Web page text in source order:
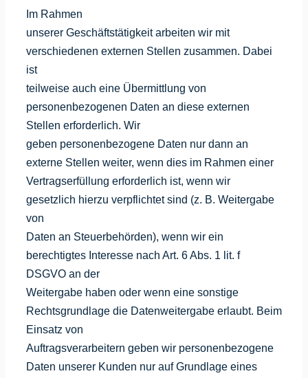
Im Rahmen
unserer Geschäftstätigkeit arbeiten wir mit
verschiedenen externen Stellen zusammen. Dabei
ist
teilweise auch eine Übermittlung von
personenbezogenen Daten an diese externen
Stellen erforderlich. Wir
geben personenbezogene Daten nur dann an
externe Stellen weiter, wenn dies im Rahmen einer
Vertragserfüllung erforderlich ist, wenn wir
gesetzlich hierzu verpflichtet sind (z. B. Weitergabe
von
Daten an Steuerbehörden), wenn wir ein
berechtigtes Interesse nach Art. 6 Abs. 1 lit. f
DSGVO an der
Weitergabe haben oder wenn eine sonstige
Rechtsgrundlage die Datenweitergabe erlaubt. Beim
Einsatz von
Auftragsverarbeitern geben wir personenbezogene
Daten unserer Kunden nur auf Grundlage eines